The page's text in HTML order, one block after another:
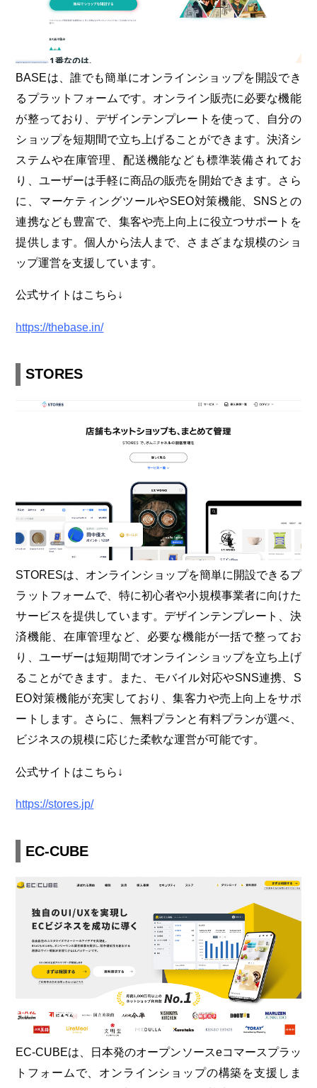
BASEは、誰でも簡単にオンラインショップを開設でき
るプラットフォームです。オンライン販売に必要な機能
が整っており、デザインテンプレートを使って、自分の
ショップを短期間で立ち上げることができます。決済シ
ステムや在庫管理、配送機能なども標準装備されてお
り、ユーザーは手軽に商品の販売を開始できます。さら
に、マーケティングツールやSEO対策機能、SNSとの
連携なども豊富で、集客や売上向上に役立つサポートを
提供します。個人から法人まで、さまざまな規模のショ
ップ運営を支援しています。
公式サイトはこちら↓
https://thebase.in/
STORES
STORESは、オンラインショップを簡単に開設できるプ
ラットフォームで、特に初心者や小規模事業者に向けた
サービスを提供しています。デザインテンプレート、決
済機能、在庫管理など、必要な機能が一括で整ってお
り、ユーザーは短期間でオンラインショップを立ち上げ
ることができます。また、モバイル対応やSNS連携、S
EO対策機能が充実しており、集客力や売上向上をサポ
ートします。さらに、無料プランと有料プランが選べ、
ビジネスの規模に応じた柔軟な運営が可能です。
公式サイトはこちら↓
https://stores.jp/
EC-CUBE
EC-CUBEは、日本発のオープンソースeコマースプラッ
トフォームで、オンラインショップの構築を支援しま